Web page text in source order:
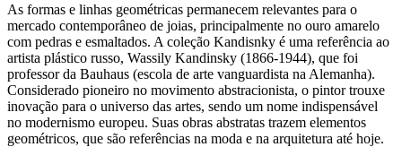
As formas e linhas geométricas permanecem relevantes para o
mercado contemporâneo de joias, principalmente no ouro amarelo
com pedras e esmaltados. A coleção Kandisnky é uma referência ao
artista plástico russo, Wassily Kandinsky (1866-1944), que foi
professor da Bauhaus (escola de arte vanguardista na Alemanha).
Considerado pioneiro no movimento abstracionista, o pintor trouxe
inovação para o universo das artes, sendo um nome indispensável
no modernismo europeu. Suas obras abstratas trazem elementos
geométricos, que são referências na moda e na arquitetura até hoje.